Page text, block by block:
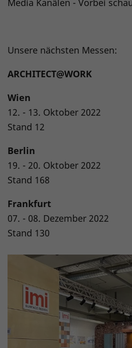
Unsere nächsten Messen:
ARCHITECT@WORK
Wien
12. - 13. Oktober 2022
Stand 12
Berlin
19. - 20. Oktober 2022
Stand 168
Frankfurt
07. - 08. Dezember 2022
Stand 130